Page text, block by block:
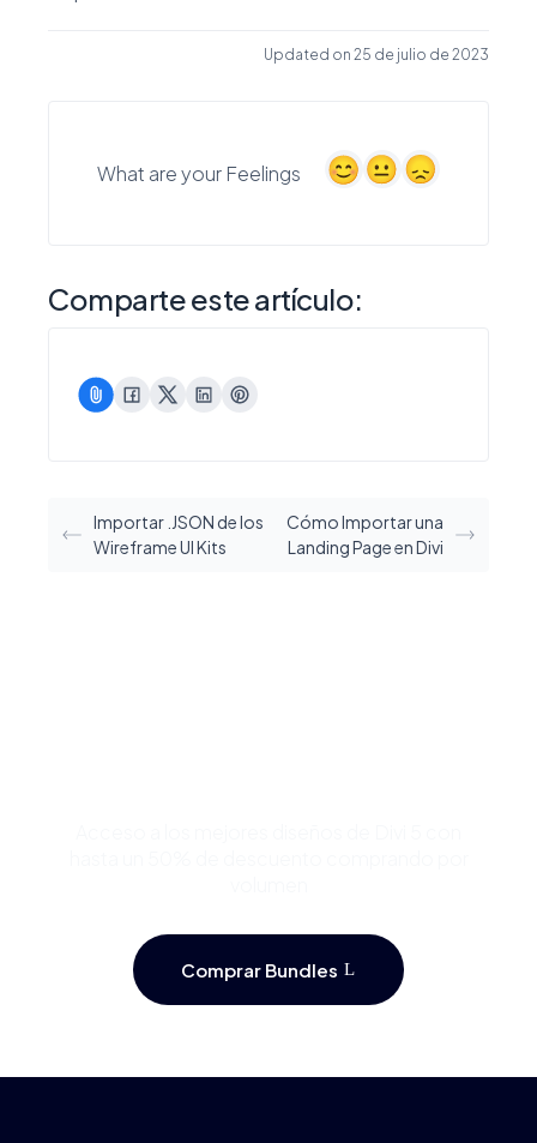
Updated on 25 de julio de 2023
What are your Feelings
Comparte este artículo:
Importar .JSON de los
Wireframe UI Kits
Cómo Importar una
Landing Page en Divi
Comprar Bundles